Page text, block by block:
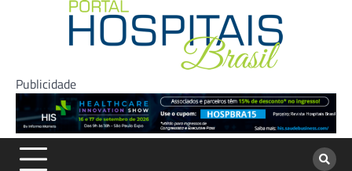
Publicidade